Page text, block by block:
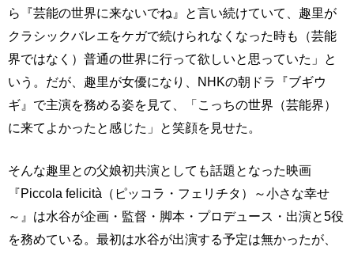
ら『芸能の世界に来ないでね』と言い続けていて、趣里が
クラシックバレエをケガで続けられなくなった時も（芸能
界ではなく）普通の世界に行って欲しいと思っていた」と
いう。だが、趣里が女優になり、NHKの朝ドラ『ブギウ
ギ』で主演を務める姿を見て、「こっちの世界（芸能界）
に来てよかったと感じた」と笑顔を見せた。
そんな趣里との父娘初共演としても話題となった映画
『Piccola felicità（ピッコラ・フェリチタ）～小さな幸せ
～』は水谷が企画・監督・脚本・プロデュース・出演と5役
を務めている。最初は水谷が出演する予定は無かったが、